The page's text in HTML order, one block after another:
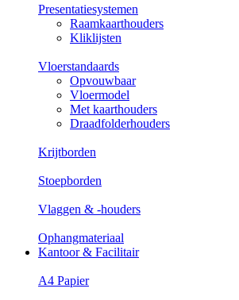
Presentatiesystemen
Raamkaarthouders
Kliklijsten
Vloerstandaards
Opvouwbaar
Vloermodel
Met kaarthouders
Draadfolderhouders
Krijtborden
Stoepborden
Vlaggen & -houders
Ophangmateriaal
Kantoor & Facilitair
A4 Papier